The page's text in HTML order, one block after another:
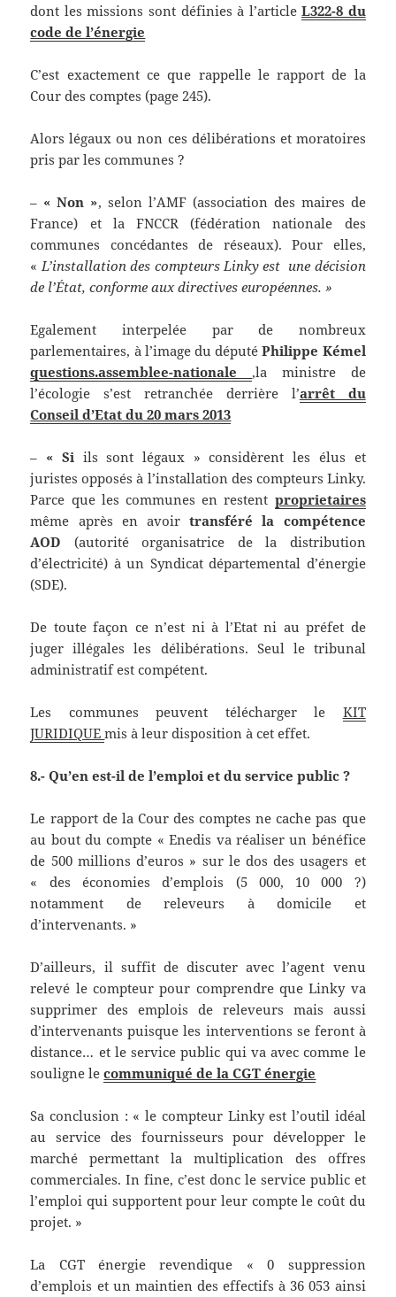
dont les missions sont définies à l’articleL322-8 du
code de l’énergie
C’est exactement ce que rappelle le rapport de la
Cour des comptes (page 245).
Alors légaux ou non ces délibérations et moratoires
pris par les communes ?
– « Non », selon l’AMF (association des maires de
France) et la FNCCR (fédération nationale des
communes concédantes de réseaux). Pour elles,
«L’installation des compteurs Linky est une décision
de l’État, conforme aux directives européennes. »
Egalement interpelée par de nombreux
parlementaires, à l’image du député Philippe Kémel
questions.assemblee-nationale ,la ministre de
l’écologie s’est retranchée derrière l’arrêt du
Conseil d’Etat du 20 mars 2013
– « Siils sont légaux » considèrent les élus et
juristes opposés à l’installation des compteurs Linky.
Parce que les communes en restent proprietaires
même après en avoir transféré la compétence
AOD (autorité organisatrice de la distribution
d’électricité) à un Syndicat départemental d’énergie
(SDE).
De toute façon ce n’est ni à l’Etat ni au préfet de
juger illégales les délibérations. Seul le tribunal
administratif est compétent.
Les communes peuvent télécharger le KIT
JURIDIQUEmis à leur disposition à cet effet.
8.- Qu’en est-il de l’emploi et du service public ?
Le rapport de la Cour des comptes ne cache pas que
au bout du compte « Enedis va réaliser un bénéfice
de 500 millions d’euros » sur le dos des usagers et
« des économies d’emplois (5 000, 10 000 ?)
notamment de releveurs à domicile et
d’intervenants. »
D’ailleurs, il suffit de discuter avec l’agent venu
relevé le compteur pour comprendre que Linky va
supprimer des emplois de releveurs mais aussi
d’intervenants puisque les interventions se feront à
distance… et le service public qui va avec comme le
souligne lecommuniqué de la CGT énergie
Sa conclusion : « le compteur Linky est l’outil idéal
au service des fournisseurs pour développer le
marché permettant la multiplication des offres
commerciales. In fine, c’est donc le service public et
l’emploi qui supportent pour leur compte le coût du
projet. »
La CGT énergie revendique « 0 suppression
d’emplois et un maintien des effectifs à 36 053 ainsi